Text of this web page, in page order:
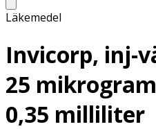
Läkemedel
Invicorp, inj-
25
0,35 milliliter